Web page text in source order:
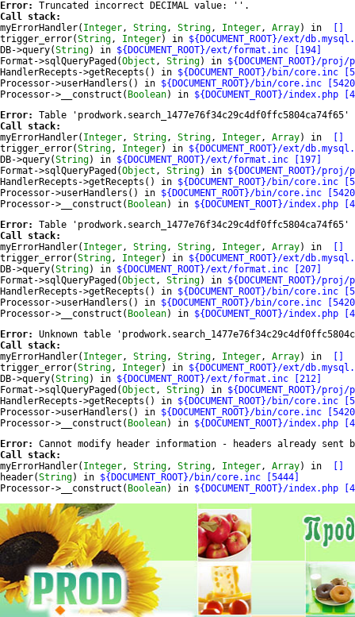
Error:
Call stack:
myErrorHandler( Integer, String, String, Integer, Array) in
trigger_error(String, Integer) in ${DOCUMENT_ROOT}/ext/
DB->query(String) in ${DOCUMENT_ROOT}/ext/format.inc [194]
Format->sqlQueryPaged(Object , String) in ${DOCUMENT_ROOT}/
HandlerRecepts->getRecepts() in ${DOCUMENT_ROOT}/bin/core.inc
Processor->userHandlers() in ${DOCUMENT_ROOT}/bin/core.inc
Processor->__construct( Boolean) in ${DOCUMENT_ROOT}/index.php
Error:
Call stack:
myErrorHandler( Integer, String, String, Integer, Array) in
trigger_error(String, Integer) in ${DOCUMENT_ROOT}/ext/
DB->query(String) in ${DOCUMENT_ROOT}/ext/format.inc [197]
Format->sqlQueryPaged(Object , String) in ${DOCUMENT_ROOT}/
HandlerRecepts->getRecepts() in ${DOCUMENT_ROOT}/bin/core.inc
Processor->userHandlers() in ${DOCUMENT_ROOT}/bin/core.inc
Processor->__construct( Boolean) in ${DOCUMENT_ROOT}/index.php
Error:
Call stack:
myErrorHandler( Integer, String, String, Integer, Array) in
trigger_error(String, Integer) in ${DOCUMENT_ROOT}/ext/
DB->query(String) in ${DOCUMENT_ROOT}/ext/format.inc [207]
Format->sqlQueryPaged(Object , String) in ${DOCUMENT_ROOT}/
HandlerRecepts->getRecepts() in ${DOCUMENT_ROOT}/bin/core.inc
Processor->userHandlers() in ${DOCUMENT_ROOT}/bin/core.inc
Processor->__construct( Boolean) in ${DOCUMENT_ROOT}/index.php
Error:
Call stack:
myErrorHandler( Integer, String, String, Integer, Array) in
trigger_error(String, Integer) in ${DOCUMENT_ROOT}/ext/
DB->query(String) in ${DOCUMENT_ROOT}/ext/format.inc [212]
Format->sqlQueryPaged(Object , String) in ${DOCUMENT_ROOT}/
HandlerRecepts->getRecepts() in ${DOCUMENT_ROOT}/bin/core.inc
Processor->userHandlers() in ${DOCUMENT_ROOT}/bin/core.inc
Processor->__construct( Boolean) in ${DOCUMENT_ROOT}/index.php
Error:
Call stack:
myErrorHandler( Integer, String, String, Integer, Array) in
header(String) in ${DOCUMENT_ROOT}/bin/core.inc [5444]
Processor->__construct( Boolean) in ${DOCUMENT_ROOT}/index.php